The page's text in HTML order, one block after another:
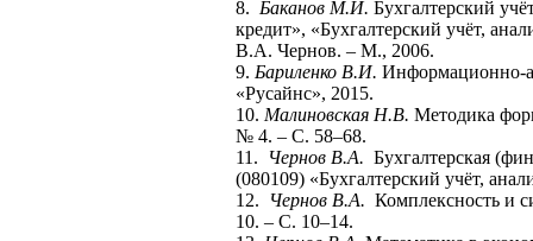
8. Баканов М.И. Бухгалтерский
кредит», «Бухгалтерский учёт,
В.А. Чернов. – М., 2006.
9. Бариленко В.И. Информационно-
«Русайнс», 2015.
10. Малиновская Н.В. Методика
№ 4. – С. 58–68.
11. Чернов В.А. Бухгалтерская
(080109) «Бухгалтерский учёт,
12. Чернов В.А. Комплексность и
10. – С. 10–14.